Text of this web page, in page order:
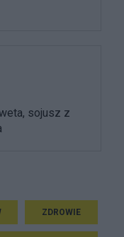
sojusz z
ZDROWIE